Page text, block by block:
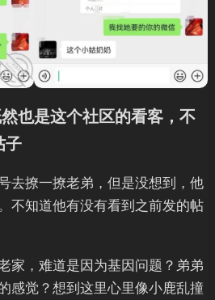
也是这个社区的看客，不
子
去撩一撩老弟，但是没想到，他
不知道他有没有看到之前发的帖
家，难道是因为基因问题？弟弟
感觉？想到这里心里像小鹿乱撞